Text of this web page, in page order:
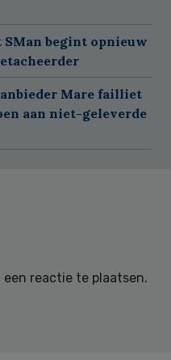
SMan begint opnieuw
Mare failliet
aan niet-geleverde
een reactie te plaatsen.